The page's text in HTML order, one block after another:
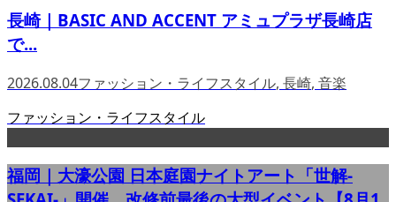
長崎｜BASIC AND ACCENT アミュプラザ長崎店
で...
2026.08.04ファッション・ライフスタイル, 長崎, 音楽
ファッション・ライフスタイル
福岡｜大濠公園 日本庭園ナイトアート「世解-